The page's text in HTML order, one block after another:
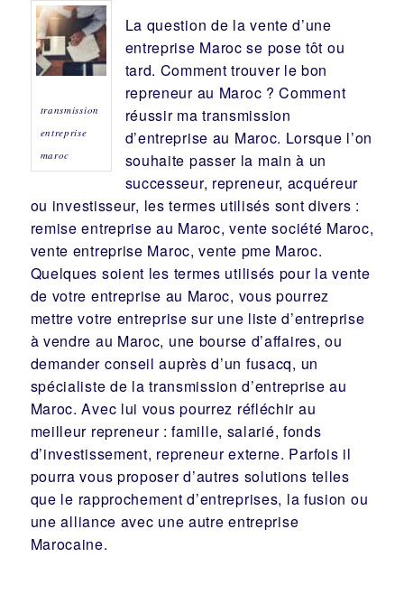
transmission
entreprise
maroc
La question de la vente d’une
entreprise Maroc se pose tôt ou
tard. Comment trouver le bon
repreneurau Maroc ? Comment
réussir matransmission
d’entreprise au Maroc. Lorsque l’on
souhaite passer la main à un
successeur, repreneur, acquéreur
ou investisseur, les termes utilisés sont divers :
remise entreprise au Maroc, ventesociété Maroc,
vente entreprise Maroc, vente pme Maroc.
Quelques soient les termes utilisés pour la vente
de votre entreprise au Maroc, vous pourrez
mettre votre entreprise sur une liste d’entreprise
à vendre au Maroc, une bourse d’affaires, ou
demander conseil auprès d’un fusacq, un
spécialiste de latransmission d’entreprise au
Maroc. Avec lui vous pourrez réfléchir au
meilleur repreneur:famille, salarié, fonds
d’investissement, repreneur externe. Parfois il
pourra vous proposer d’autres solutions telles
que le rapprochement d’entreprises, la fusion ou
unealliance avec une autre entreprise
Marocaine.